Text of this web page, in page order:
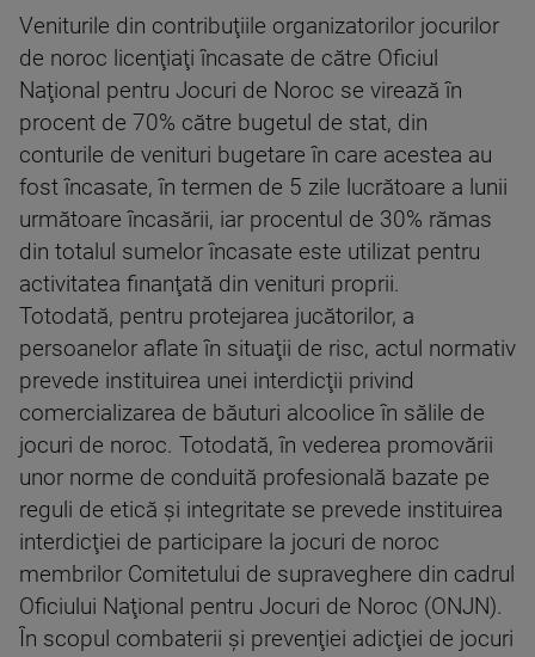
Veniturile din contribuţiile organizatorilor jocurilor
de noroc licenţiaţi încasate de către Oficiul
Naţional pentru Jocuri de Noroc se virează în
procent de 70% către bugetul de stat, din
conturile de venituri bugetare în care acestea au
fost încasate, în termen de 5 zile lucrătoare a lunii
următoare încasării, iar procentul de 30% rămas
din totalul sumelor încasate este utilizat pentru
activitatea finanţată din venituri proprii.
Totodată, pentru protejarea jucătorilor, a
persoanelor aflate în situaţii de risc, actul normativ
prevede instituirea unei interdicţii privind
comercializarea de băuturi alcoolice în sălile de
jocuri de noroc. Totodată, în vederea promovării
unor norme de conduită profesională bazate pe
reguli de etică şi integritate se prevede instituirea
interdicţiei de participare la jocuri de noroc
membrilor Comitetului de supraveghere din cadrul
Oficiului Naţional pentru Jocuri de Noroc (ONJN).
În scopul combaterii şi prevenţiei adicţiei de jocuri